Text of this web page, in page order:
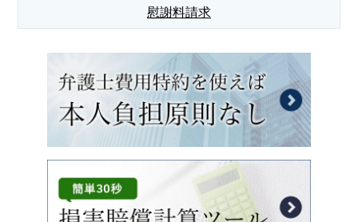
慰謝料請求